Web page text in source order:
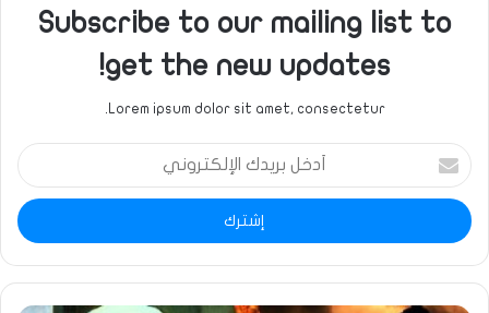
Subscribe to our mailing list to
get the new updates!
Lorem ipsum dolor sit amet, consectetur.
أدخل
بريدك
الإلكتروني